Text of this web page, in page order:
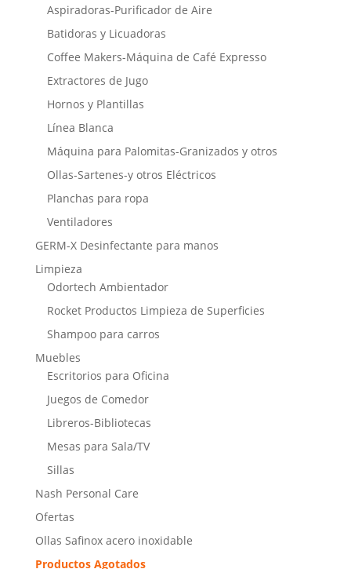
Aspiradoras-Purificador de Aire
Batidoras y Licuadoras
Coffee Makers-Máquina de Café Expresso
Extractores de Jugo
Hornos y Plantillas
Línea Blanca
Máquina para Palomitas-Granizados y otros
Ollas-Sartenes-y otros Eléctricos
Planchas para ropa
Ventiladores
GERM-X Desinfectante para manos
Limpieza
Odortech Ambientador
Rocket Productos Limpieza de Superficies
Shampoo para carros
Muebles
Escritorios para Oficina
Juegos de Comedor
Libreros-Bibliotecas
Mesas para Sala/TV
Sillas
Nash Personal Care
Ofertas
Ollas Safinox acero inoxidable
Productos Agotados